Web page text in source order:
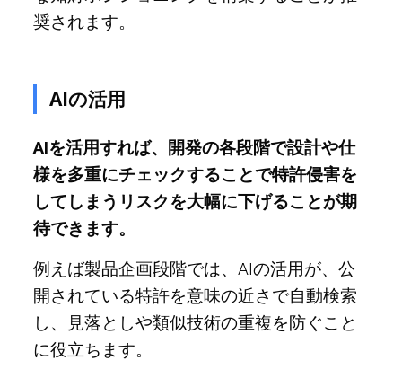
奨されます。
AIの活用
AIを活用すれば、開発の各段階で設計や仕
様を多重にチェックすることで特許侵害を
してしまうリスクを大幅に下げることが期
待できます。
例えば製品企画段階では、AIの活用が、公
開されている特許を意味の近さで自動検索
し、見落としや類似技術の重複を防ぐこと
に役立ちます。